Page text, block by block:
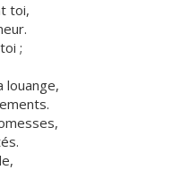
toi,
;
louange,